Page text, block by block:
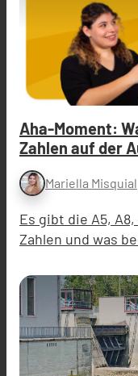
Aha-Moment:
Zahlen auf der
Mariella Misquial
Es gibt die A5,
Zahlen und was